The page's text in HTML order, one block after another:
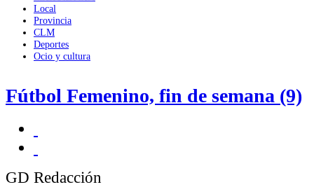
Local
Provincia
CLM
Deportes
Ocio y cultura
Fútbol Femenino, fin de semana (9)
GD Redacción